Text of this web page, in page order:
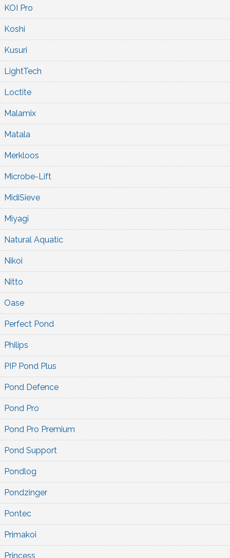
KOI Pro
Koshi
Kusuri
LightTech
Loctite
Malamix
Matala
Merkloos
Microbe-Lift
MidiSieve
Miyagi
Natural Aquatic
Nikoi
Nitto
Oase
Perfect Pond
Philips
PIP Pond Plus
Pond Defence
Pond Pro
Pond Pro Premium
Pond Support
Pondlog
Pondzinger
Pontec
Primakoi
Princess